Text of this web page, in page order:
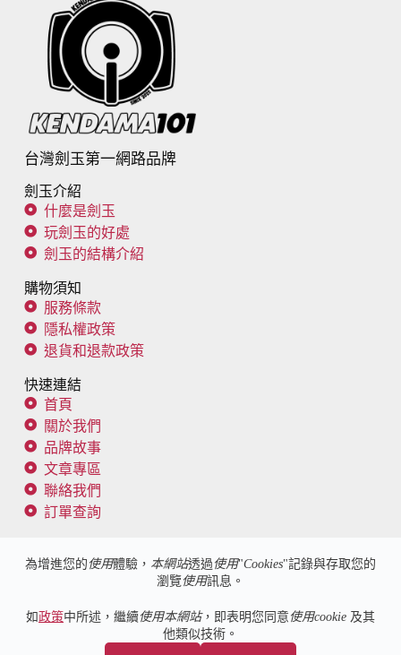
為增進您的 使用體驗， 本網站透過 使用"Cookies"記錄與存取您的
瀏覽 使用訊息。
如政策中所述，繼續 使用本網站，即表明您同意 使用cookie及其
他類似技術。
台灣劍玉第一網路品牌
劍玉介紹
什麼是劍玉
玩劍玉的好處
劍玉的結構介紹
購物須知
服務條款
隱私權政策
退貨和退款政策
快速連結
首頁
關於我們
品牌故事
文章專區
聯絡我們
訂單查詢